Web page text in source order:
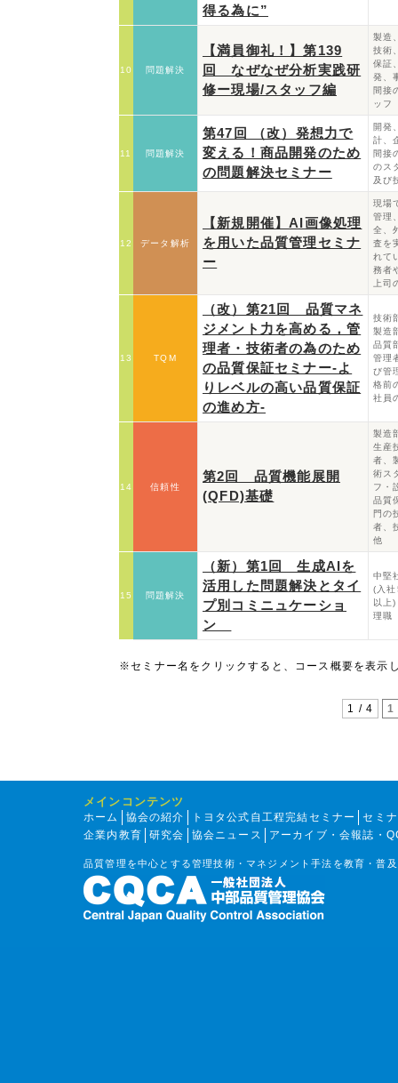
得る為に”
10 問題解決
【満員御礼！】第139
回 なぜなぜ分析実践研
修ー現場/スタッフ編
製造
技術
保証
発、
間接
ッフ
11 問題解決
第47回 （改）発想力で
変える！商品開発のため
の問題解決セミナー
開発
計、
間接
のス
及び
12 データ解析
【新規開催】AI画像処理
を用いた品質管理セミナ
ー
現場
管理
全、
査を
れて
務者
上司
13 TQM
（改）第21回 品質マネ
ジメント力を高める，管
理者・技術者の為のため
の品質保証セミナー‐よ
りレベルの高い品質保証
の進め方‐
技術
製造
品質
管理
び管
格前
社員
14 信頼性
第2回 品質機能展開
(QFD)基礎
製造
生産
者、
術ス
フ・
品質
門の
者、
他
15 問題解決
（新）第1回 生成AIを
活用した問題解決とタイ
プ別コミニュケーショ
ン
中堅
(入
以上
理職
※セミナー名をクリックすると、コース概要を表示
1 / 4 1
メインコンテンツ
ホーム 協会の紹介 トヨタ公式自工程完結セミナー
セミ
企業内教育
研究会 協会ニュース アーカイブ・会報誌・
品質管理を中心とする管理技術・マネジメント手法を教育・普